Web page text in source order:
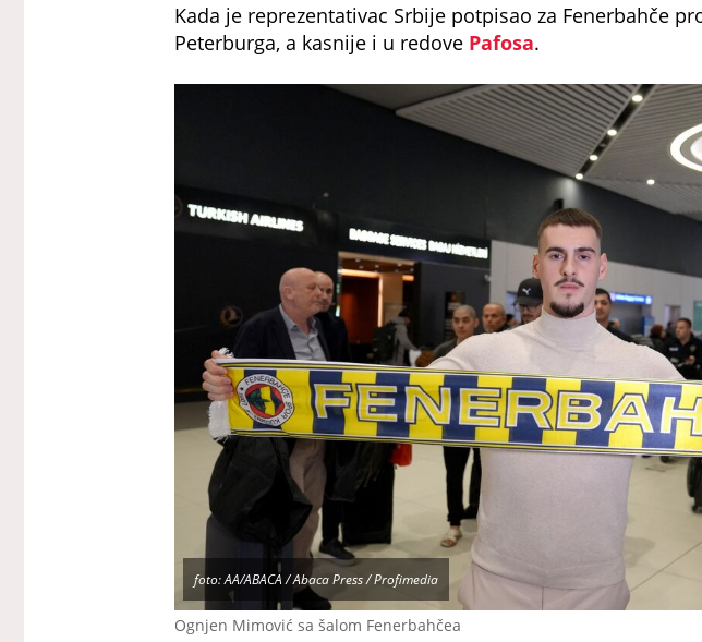
Kada je reprezentativac Srbije potpisao za Fenerbahče
Peterburga, a kasnije i u redove Pafosa.
Ognjen Mimović sa šalom Fenerbahčea
foto: AA/ABACA / Abaca Press / Profimedia